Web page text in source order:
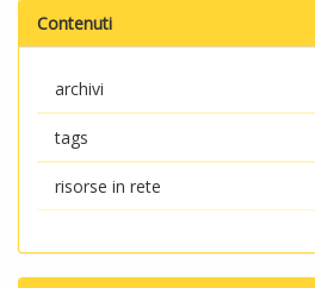
Contenuti
archivi
tags
risorse in rete